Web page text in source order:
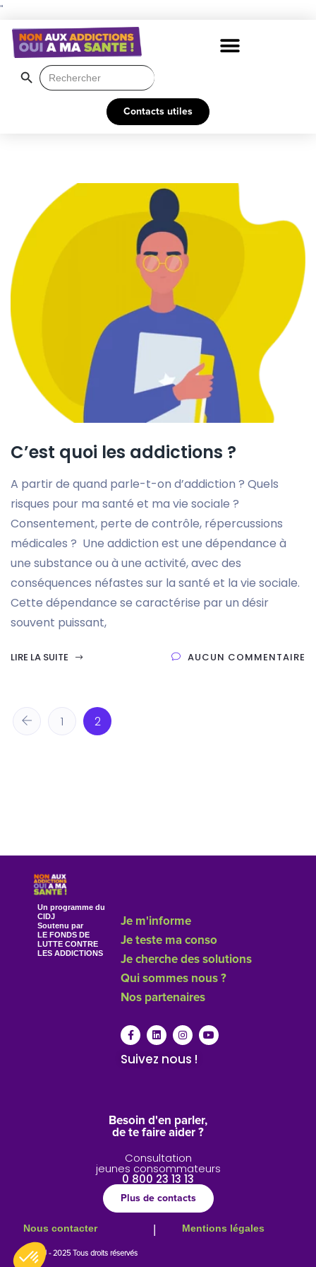
"
Search
for:
Search Button
Contacts utiles
C’est quoi les addictions ?
A partir de quand parle-t-on d’addiction ? Quels
risques pour ma santé et ma vie sociale ?
Consentement, perte de contrôle, répercussions
médicales ? Une addiction est une dépendance à
une substance ou à une activité, avec des
conséquences néfastes sur la santé et la vie sociale.
Cette dépendance se caractérise par un désir
souvent puissant,
LIRE LA SUITE AUCUN COMMENTAIRE
1 2
Un programme du
CIDJ
Soutenu par
LE FONDS DE
LUTTE CONTRE
LES ADDICTIONS
Je m'informe
Je teste ma conso
Je cherche des solutions
Qui sommes nous ?
Nos partenaires
Suivez nous !
Besoin d'en parler,
de te faire aider ?
Consultation
jeunes consommateurs
0 800 23 13 13
Plus de contacts
© CIDJ - 2025 Tous droits réservés
Mentions légales
|
Nous contacter